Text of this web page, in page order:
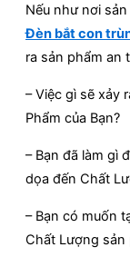
Nếu như nơi
Đèn bắt con
ra sản phẩm an
– Việc gì sẽ xảy
Phẩm của Bạn?
– Bạn đã làm gì
dọa đến Chất
– Bạn có muốn
Chất Lượng sản